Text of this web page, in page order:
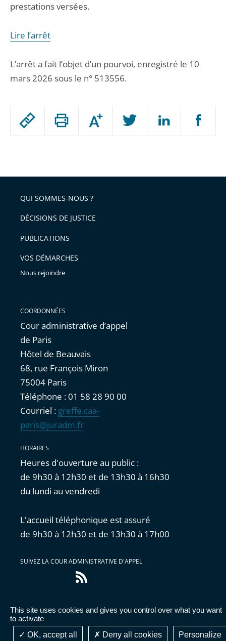
This site uses cookies and gives you control over what you want
to activate
OK, accept all
Deny all cookies Personalize
Passer
arriver
après
Augmenter
ou
l'article
pour
avant
prestations versées.
Lire l’arrêt
L’arrêt a fait l’objet d’un pourvoi, enregistré le 10
mars 2026 sous le n° 513556.
QUI SOMMES-NOUS ?
DÉCISIONS DE JUSTICE
PUBLICATIONS
VOS DÉMARCHES
Nous rejoindre
COORDONNÉES
Cour administrative d’appel
de Paris
Hôtel de Beauvais
68, rue François Miron
75004 Paris
Téléphone : 01 58 28 90 00
Courriel : greffe.caa-
paris@juradm.fr
HORAIRES
Heures d'ouverture au public :
de 9h30 à 12h30 et de 13h30 à 16h30
du lundi au vendredi
L'accueil téléphonique est assuré
de 9h30 à 12h30 et de 13h30 à 17h00
SUIVEZ LA COUR ADMINISTRATIVE D'APPEL
Flux
RSS
Accessibilité : partiellement conforme
légales|Cookies Données personnelles